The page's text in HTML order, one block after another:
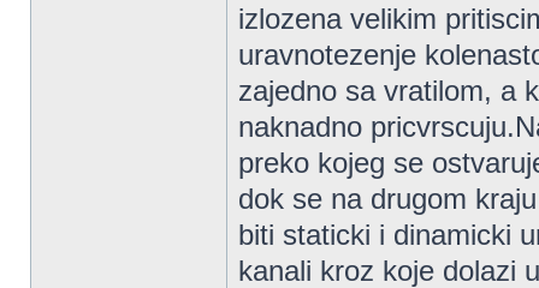
izlozena velikim
uravnotezenje
zajedno sa vratilom, a
naknadno
preko kojeg se
dok se na drugom
biti staticki i dinamicki
kanali kroz koje dolazi